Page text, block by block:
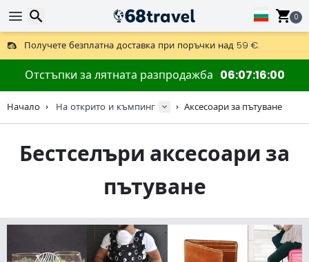
0
Получете безплатна доставка при поръчки над 59 €.
Предлага се и DHL Express за една нощ.
30 дни за връщане, 90 дни за дървени карти и декорации.
Най-добрите цени за outdoor екипировка и аксесоари.
Отстъпки за лятната разпродажба 06 07 1558
Начало На открито и къмпинг Аксесоари за пътуване
Бестселъри аксесоари за
пътуване
Търсене
Търсене